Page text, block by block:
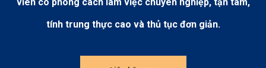
tính trung thực cao và thủ tục đơn giản.